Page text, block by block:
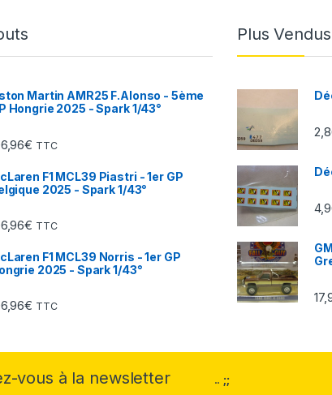
Martin AMR25 F.Alonso - 5ème
Hongrie 2025 - Spark 1/43°
€ TTC
F1 MCL39 Piastri - 1er GP
2025 - Spark 1/43°
€ TTC
F1 MCL39 Norris - 1er GP
2025 - Spark 1/43°
€ TTC
Plus Vendus
vous à la newsletter .. ;;